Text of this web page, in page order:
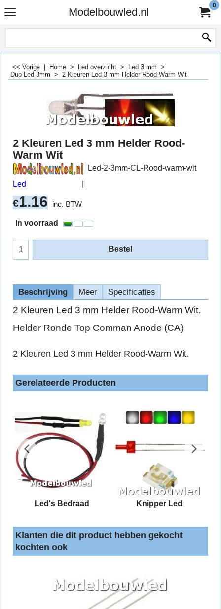
Modelbouwled.nl
0
<< Vorige Home > Led overzicht > Led 3 mm >
Duo Led 3mm > 2 Kleuren Led 3 mm Helder Rood-Warm Wit
2 Kleuren Led 3 mm Helder Rood-
Warm Wit
Led
Led-2-3mm-CL-Rood-warm-wit
€1.16 inc. BTW
In voorraad
Bestel
Beschrijving Meer Specificaties
2 Kleuren Led 3 mm Helder Rood-Warm Wit.
Helder Ronde Top Comman Anode (CA)
2 Kleuren Led 3 mm Helder Rood-Warm Wit.
Gerelateerde Producten
Led's Bedraad Knipper Led
Klanten die dit product hebben gekocht
kochten ook